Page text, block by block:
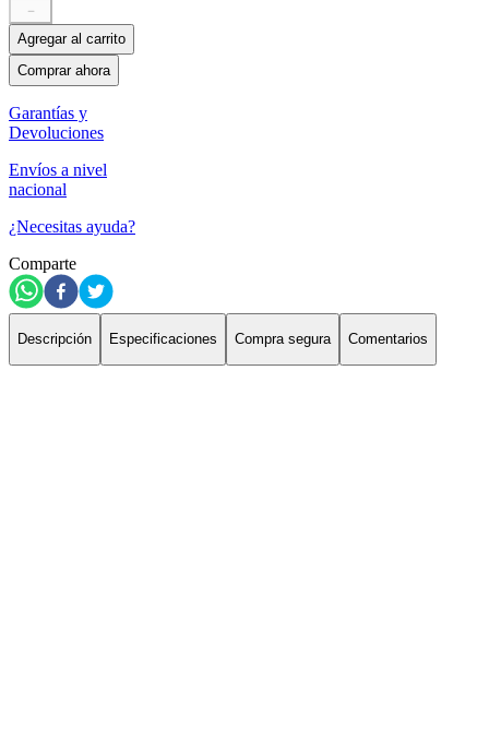
－
Agregar al carrito
Comprar ahora
Garantías y
Devoluciones
Envíos a nivel
nacional
¿Necesitas ayuda?
Comparte
Descripción Especificaciones Compra segura Comentarios